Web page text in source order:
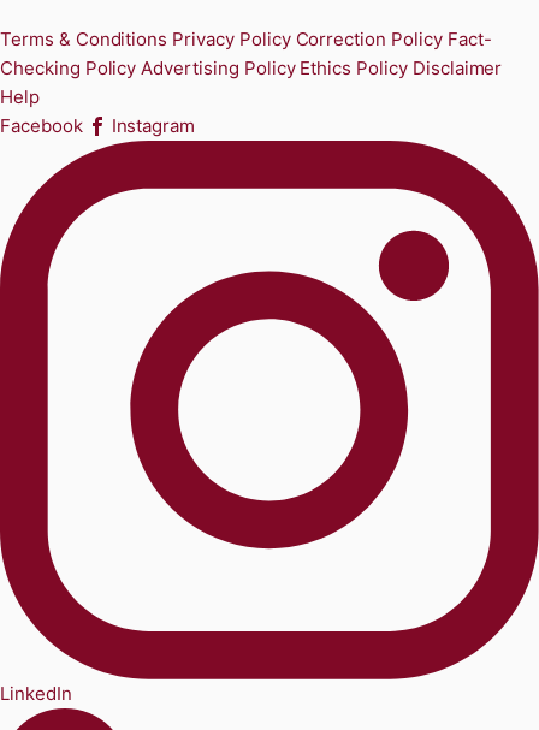
Terms & Conditions Privacy Policy Correction Policy Fact-
Checking Policy Advertising Policy Ethics Policy Disclaimer
Help
Facebook
Instagram
LinkedIn